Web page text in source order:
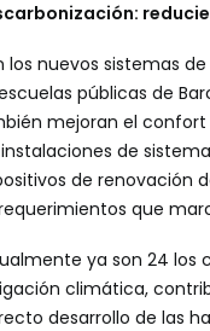
los nuevos sistemas
públicas de
mejoran el
instalaciones de
de renovación
que
ya son 24 los
climática,
desarrollo de las